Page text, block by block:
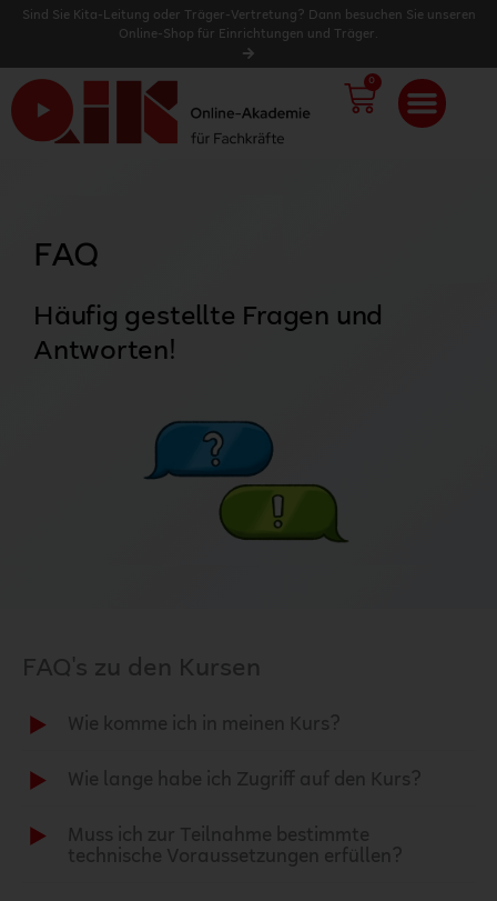
Sind Sie Kita-Leitung oder Träger-Vertretung? Dann besuchen Sie unseren
Online-Shop für Einrichtungen und Träger.
0
FAQ
Häufig gestellte Fragen und
Antworten!
FAQ's zu den Kursen
Wie komme ich in meinen Kurs?
Wie lange habe ich Zugriff auf den Kurs?
Muss ich zur Teilnahme bestimmte
technische Voraussetzungen erfüllen?